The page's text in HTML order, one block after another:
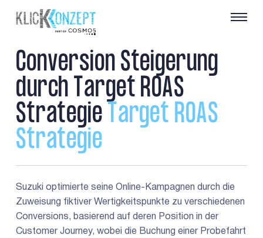
ConversionSteigerung
durchTargetROAS
StrategieTarget ROAS
Strategie
Suzuki optimierte seine Online-Kampagnen durch die
Zuweisung fiktiver Wertigkeitspunkte zu verschiedenen
Conversions, basierend auf deren Position in der
Customer Journey, wobei die Buchung einer Probefahrt